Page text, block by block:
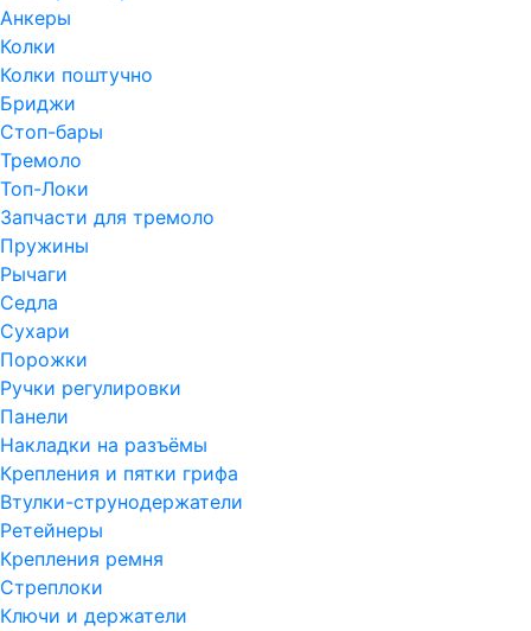
Анкеры
Колки
Колки поштучно
Бриджи
Стоп-бары
Тремоло
Топ-Локи
Запчасти для тремоло
Пружины
Рычаги
Седла
Сухари
Порожки
Ручки регулировки
Панели
Накладки на разъёмы
Крепления и пятки грифа
Втулки-струнодержатели
Ретейнеры
Крепления ремня
Стреплоки
Ключи и держатели